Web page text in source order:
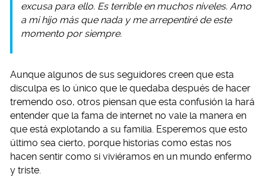
excusa para ello. Es terrible en muchos niveles. Amo
a mi hijo más que nada y me arrepentiré de este
momento por siempre.
Aunque algunos de sus seguidores creen que esta
disculpa es lo único que le quedaba después de hacer
tremendo oso, otros piensan que esta confusión la hará
entender que la fama de internet no vale la manera en
que está explotando a su familia. Esperemos que esto
último sea cierto, porque historias como estas nos
hacen sentir como si viviéramos en un mundo enfermo
y triste.